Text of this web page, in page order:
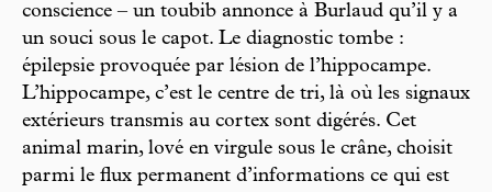
conscience – un toubib annonce à Burlaud qu’il y a
un souci sous le capot. Le diagnostic tombe :
épilepsie provoquée par lésion de l’hippocampe.
L’hippocampe, c’est le centre de tri, là où les signaux
extérieurs transmis au cortex sont digérés. Cet
animal marin, lové en virgule sous le crâne, choisit
parmi le flux permanent d’informations ce qui est